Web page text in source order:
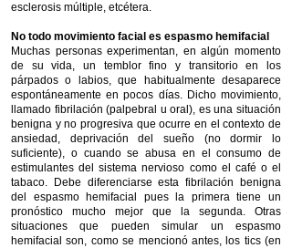
esclerosis múltiple, etcétera.
No todo movimiento facial es espasmo hemifacial
Muchas personas experimentan, en algún momento
de su vida, un temblor fino y transitorio en los
párpados o labios, que habitualmente desaparece
espontáneamente en pocos días. Dicho movimiento,
llamado fibrilación (palpebral u oral), es una situación
benigna y no progresiva que ocurre en el contexto de
ansiedad, deprivación del sueño (no dormir lo
suficiente), o cuando se abusa en el consumo de
estimulantes del sistema nervioso como el café o el
tabaco. Debe diferenciarse esta fibrilación benigna
del espasmo hemifacial pues la primera tiene un
pronóstico mucho mejor que la segunda. Otras
situaciones que pueden simular un espasmo
hemifacial son, como se mencionó antes, los tics (en